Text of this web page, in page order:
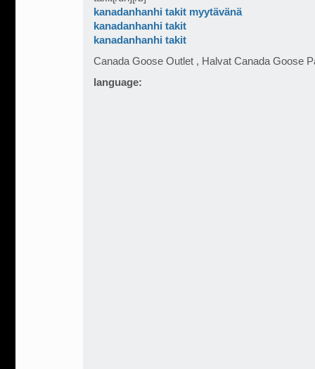
kanadanhanhi takit myytävänä
kanadanhanhi takit
kanadanhanhi takit
Canada Goose Outlet , Halvat Canada Goose
language: